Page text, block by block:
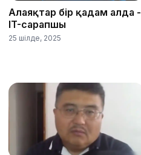
Алаяқтар бір қадам алда -
IT-сарапшы
25 шілде, 2025